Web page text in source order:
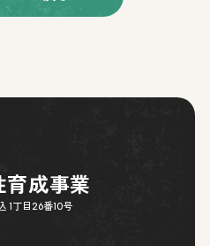
育成事業
1丁目26番10号